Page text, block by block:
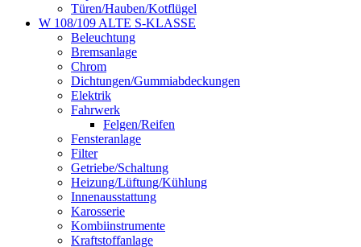
Türen/Hauben/Kotflügel
W 108/109 ALTE S-KLASSE
Beleuchtung
Bremsanlage
Chrom
Dichtungen/Gummiabdeckungen
Elektrik
Fahrwerk
Felgen/Reifen
Fensteranlage
Filter
Getriebe/Schaltung
Heizung/Lüftung/Kühlung
Innenausstattung
Karosserie
Kombiinstrumente
Kraftstoffanlage